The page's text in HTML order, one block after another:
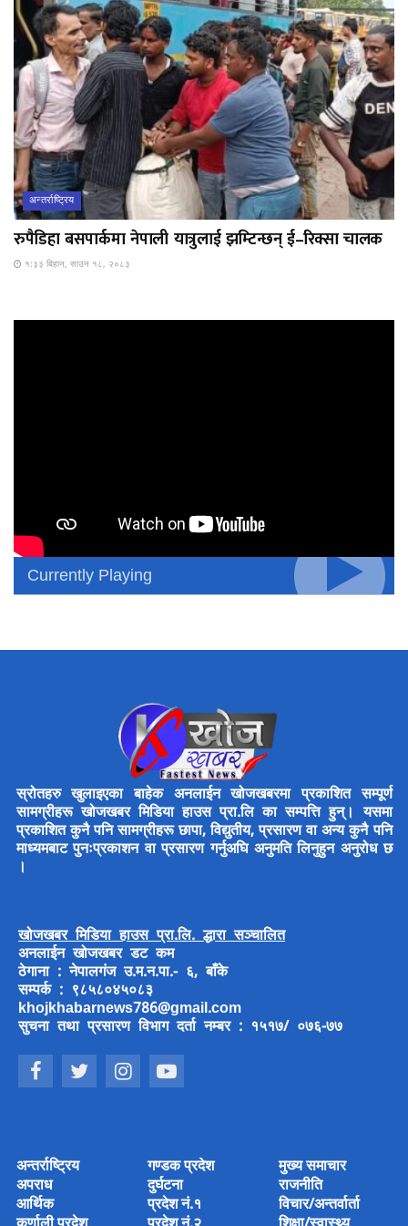
अन्तर्राष्ट्रिय
रुपैडिहा बसपार्कमा नेपाली यात्रुलाई झम्टिन्छन् ई–रिक्सा चालक
१:३३ बिहान, साउन १८, २०८३
Currently Playing
स्रोतहरु खुलाइएका बाहेक अनलाईन खोजखबरमा प्रकाशित सम्पूर्ण
सामग्रीहरू खोजखबर मिडिया हाउस प्रा.लि का सम्पत्ति हुन्। यसमा
प्रकाशित कुनै पनि सामग्रीहरू छापा, विद्युतीय, प्रसारण वा अन्य कुनै पनि
माध्यमबाट पुनःप्रकाशन वा प्रसारण गर्नुअघि अनुमति लिनुहुन अनुरोध छ
।
खोजखबर मिडिया हाउस प्रा.लि. द्धारा सञ्चालित
अनलाईन खोजखबर डट कम
ठेगाना : नेपालगंज उ.म.न.पा.- ६, बाँके
सम्पर्क : ९८५८०४५०८३
khojkhabarnews786@gmail.com
सुचना तथा प्रसारण विभाग दर्ता नम्बर : १५१७/ ०७६-७७
अन्तर्राष्ट्रिय
अपराध
आर्थिक
गण्डक प्रदेश
दुर्घटना
प्रदेश नं.१
मुख्य समाचार
राजनीति
विचार/अन्तर्वार्ता